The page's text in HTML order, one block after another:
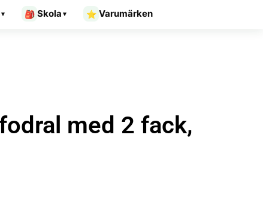
▾ 🎒 Skola ▾ ⭐ Varumärken
med 2 fack,